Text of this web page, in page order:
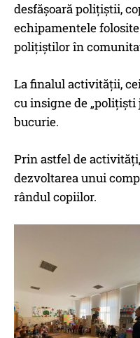
desfășoară polițiștii,
echipamentele
polițiștilor în
La finalul activității,
cu insigne de
bucurie.
Prin astfel de
dezvoltarea unui
rândul copiilor.